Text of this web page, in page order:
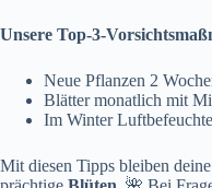
Unsere Top-3-
Neue Pflanzen 2
Blätter monatlich mit
Im Winter
Mit diesen Tipps bleiben